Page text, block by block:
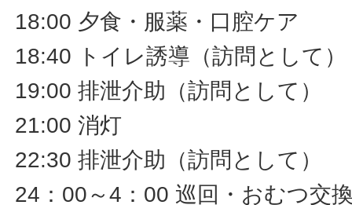
18:00 夕食・服薬・口腔ケア
18:40 トイレ誘導（訪問として）
19:00 排泄介助（訪問として）
21:00 消灯
22:30 排泄介助（訪問として）
24：00～4：00 巡回・おむつ交